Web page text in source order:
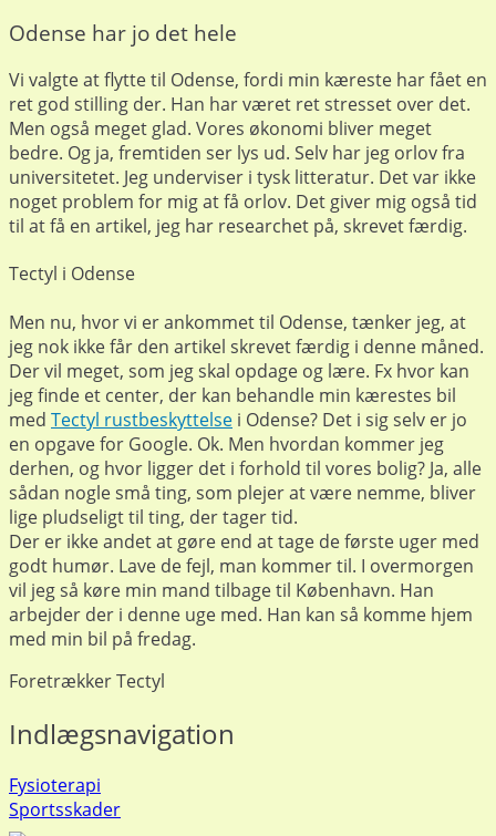
Odense har jo det hele
Vi valgte at flytte til Odense, fordi min kæreste har fået en
ret god stilling der. Han har været ret stresset over det.
Men også meget glad. Vores økonomi bliver meget
bedre. Og ja, fremtiden ser lys ud. Selv har jeg orlov fra
universitetet. Jeg underviser i tysk litteratur. Det var ikke
noget problem for mig at få orlov. Det giver mig også tid
til at få en artikel, jeg har researchet på, skrevet færdig.
Tectyl i Odense
Men nu, hvor vi er ankommet til Odense, tænker jeg, at
jeg nok ikke får den artikel skrevet færdig i denne måned.
Der vil meget, som jeg skal opdage og lære. Fx hvor kan
jeg finde et center, der kan behandle min kærestes bil
med Tectyl rustbeskyttelse i Odense? Det i sig selv er jo
en opgave for Google. Ok. Men hvordan kommer jeg
derhen, og hvor ligger det i forhold til vores bolig? Ja, alle
sådan nogle små ting, som plejer at være nemme, bliver
lige pludseligt til ting, der tager tid.
Der er ikke andet at gøre end at tage de første uger med
godt humør. Lave de fejl, man kommer til. I overmorgen
vil jeg så køre min mand tilbage til København. Han
arbejder der i denne uge med. Han kan så komme hjem
med min bil på fredag.
Foretrækker Tectyl
Indlægsnavigation
Fysioterapi
Sportsskader